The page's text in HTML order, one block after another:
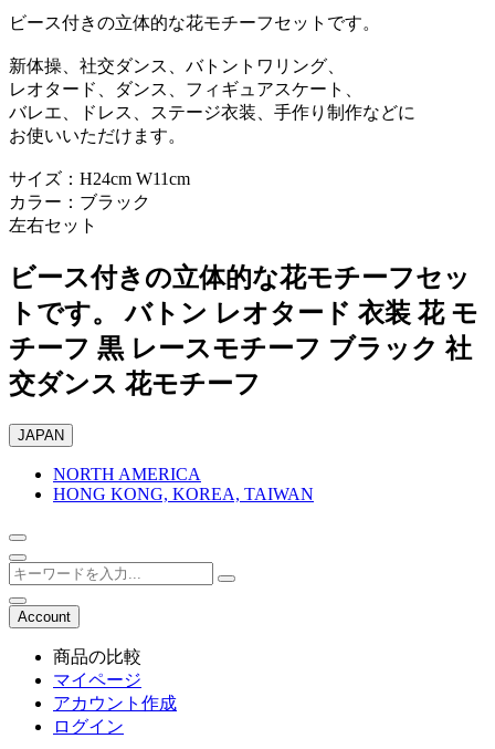
ビース付きの立体的な花モチーフセットです。
新体操、社交ダンス、バトントワリング、
レオタード、ダンス、フィギュアスケート、
バレエ、ドレス、ステージ衣装、手作り制作などに
お使いいただけます。
サイズ：H24cm W11cm
カラー：ブラック
左右セット
ビース付きの立体的な花モチーフセッ
トです。 バトン レオタード 衣装 花 モ
チーフ 黒 レースモチーフ ブラック 社
交ダンス 花モチーフ
JAPAN
NORTH AMERICA
HONG KONG, KOREA, TAIWAN
Account
商品の比較
マイページ
アカウント作成
ログイン